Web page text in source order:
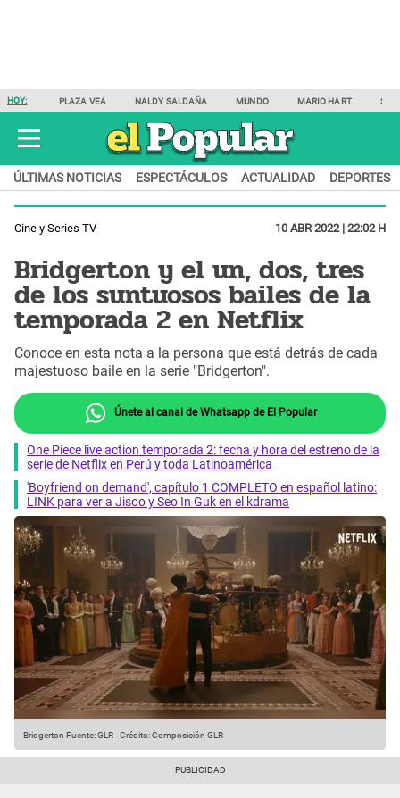
HOY: PLAZA VEA NALDY SALDAÑA MUNDO MARIO HART
ÚLTIMAS NOTICIAS ESPECTÁCULOS ACTUALIDAD DEPORTES
Cine y Series TV 10 ABR 2022 | 22:02 H
Bridgerton y el un, dos, tres
de los suntuosos bailes de la
temporada 2 en Netflix
Conoce en esta nota a la persona que está detrás de cada
majestuoso baile en la serie "Bridgerton".
Únete al canal de Whatsapp de El Popular
One Piece live action temporada 2: fecha y hora del estreno de la
serie de Netflix en Perú y toda Latinoamérica
'Boyfriend on demand', capítulo 1 COMPLETO en español latino:
LINK para ver a Jisoo y Seo In Guk en el kdrama
Bridgerton Fuente: GLR-Crédito: Composición GLR